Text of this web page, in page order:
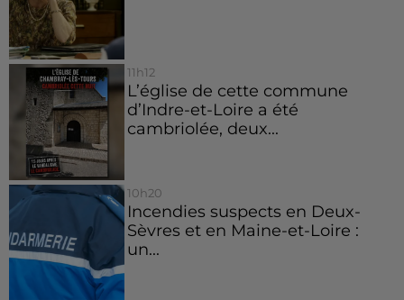
11h12
L’église de cette commune
d’Indre-et-Loire a été
cambriolée, deux...
10h20
Incendies suspects en Deux-
Sèvres et en Maine-et-Loire :
un...